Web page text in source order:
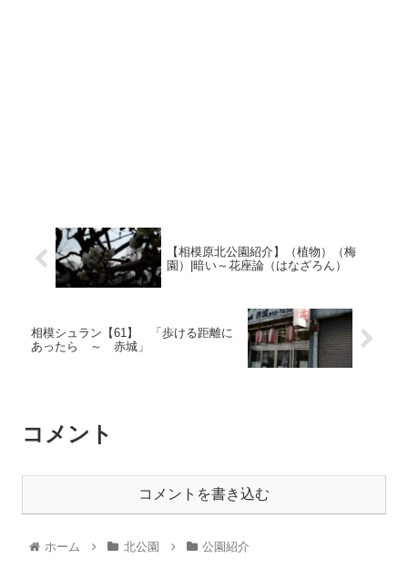
【相模原北公園紹介】（植物）（梅
園）|暗い～花座論（はなざろん）
相模シュラン【61】 「歩ける距離に
あったら ～ 赤城」
コメント
コメントを書き込む
ホーム 北公園 公園紹介